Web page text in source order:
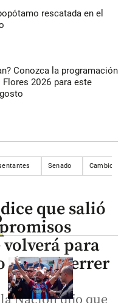
rescatada en el
Conozca la programación
Flores 2026 para este
Senado Cambio
que salió
volverá para
de Eva Ferrer
Nación dijo que